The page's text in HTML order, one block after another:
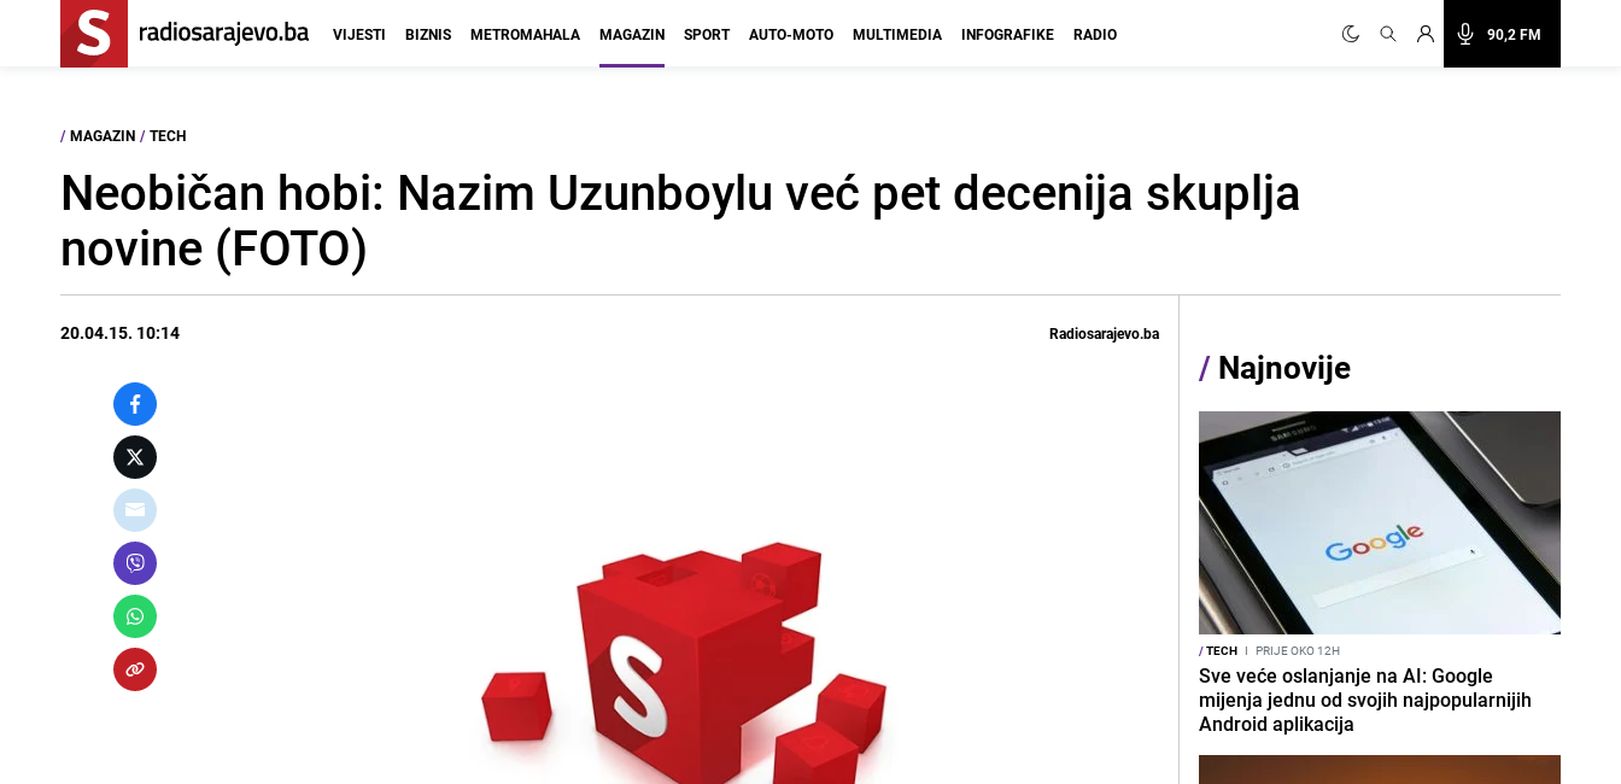
90,2 FM
VIJESTI BIZNIS METROMAHALA MAGAZIN SPORT AUTO-MOTO MULTIMEDIA INFOGRAFIKE RADIO
/ MAGAZIN / TECH
Neobičan hobi: Nazim Uzunboylu već pet decenija skuplja
novine (FOTO)
20.04.15. 10:14 Radiosarajevo.ba
/ Najnovije
/TECH I PRIJE OKO 12H
Sve veće oslanjanje na AI: Google
mijenja jednu od svojih najpopularnijih
Android aplikacija